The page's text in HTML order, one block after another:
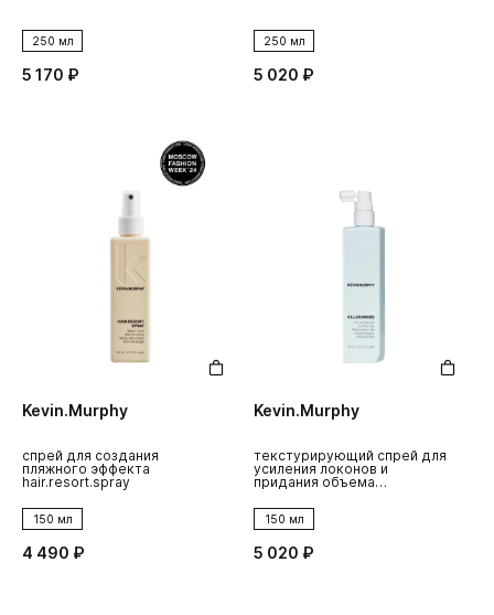
250 мл
5 170 ₽
250 мл
5 020 ₽
Kevin.Murphy
спрей для создания
пляжного эффекта
hair.resort.spray
150 мл
4 490 ₽
Kevin.Murphy
текстурирующий спрей для
усиления локонов и
придания объема
killer.waves
150 мл
5 020 ₽